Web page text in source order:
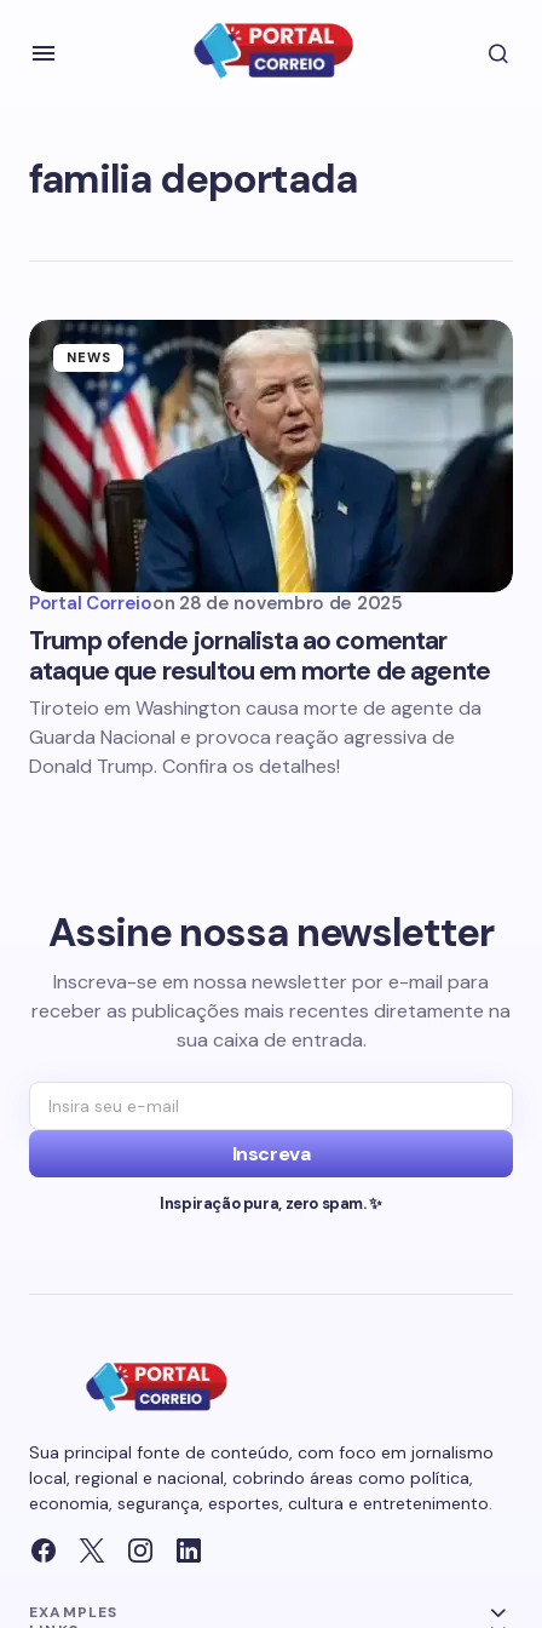
familia deportada
NEWS
Portal Correioon 28 de novembro de 2025
Trump ofende jornalista ao comentar
ataque que resultou em morte de agente
Tiroteio em Washington causa morte de agente da
Guarda Nacional e provoca reação agressiva de
Donald Trump. Confira os detalhes!
Assine nossa newsletter
Inscreva-se em nossa newsletter por e-mail para
receber as publicações mais recentes diretamente na
sua caixa de entrada.
Inscreva
Inspiração pura, zero spam. ✨
Sua principal fonte de conteúdo, com foco em jornalismo
local, regional e nacional, cobrindo áreas como política,
economia, segurança, esportes, cultura e entretenimento.
EXAMPLES